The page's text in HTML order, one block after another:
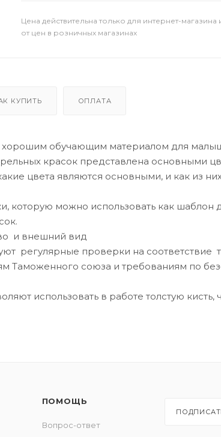
Цена действительна только для интернет-магазина
от цен в розничных магазинах
КУПИТЬ ОПЛАТА
хорошим обучающим материалом для
красок представлена основными
цвета являются основными, и как из
можно использовать как шаблон
и внешний вид
регулярные проверки на соответствие
Таможенного союза и требованиям по
использовать в работе толстую кисть,
ПОМОЩЬ
Вопрос-ответ